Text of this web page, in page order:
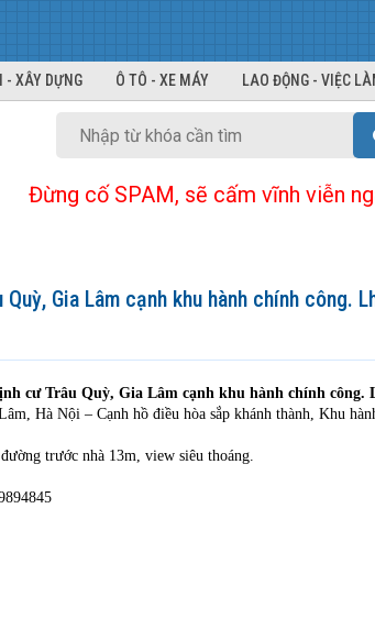
- XÂY DỰNG Ô TÔ - XE MÁY LAO ĐỘNG - VIỆC
Đừng cố SPAM, sẽ cấm vĩnh viễn
Gia Lâm cạnh khu hành chính công.
cư Trâu Quỳ, Gia Lâm cạnh khu hành chính công.
Hà Nội – Cạnh hồ điều hòa sắp khánh thành, Khu
trước nhà 13m, view siêu thoáng.